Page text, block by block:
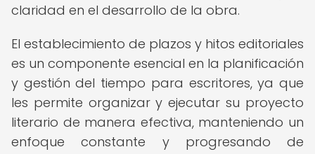
claridad en el desarrollo de la obra.
El establecimiento de plazos y hitos editoriales
es un componente esencial en la planificación
y gestión del tiempo para escritores, ya que
les permite organizar y ejecutar su proyecto
literario de manera efectiva, manteniendo un
enfoque constante y progresando de